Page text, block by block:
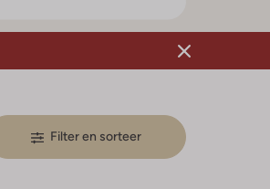
Filter en sorteer